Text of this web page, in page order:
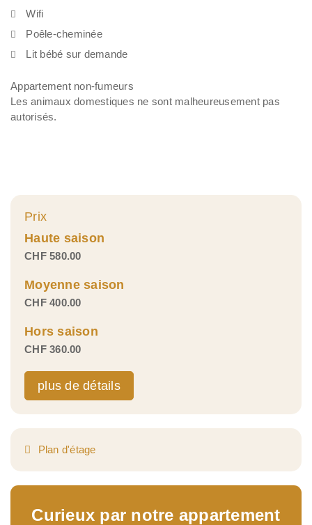
Wifi
Poêle-cheminée
Lit bébé sur demande
Appartement non-fumeurs
Les animaux domestiques ne sont malheureusement pas
autorisés.
Prix
Haute saison
CHF 580.00
Moyenne saison
CHF 400.00
Hors saison
CHF 360.00
plus de détails
Plan d'étage
Curieux par notre appartement